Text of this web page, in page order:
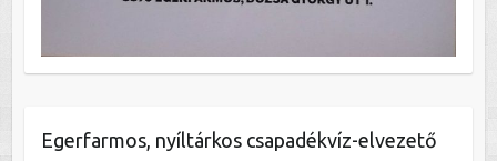
Egerfarmos, nyíltárkos csapadékvíz-elvezető